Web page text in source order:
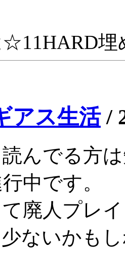
アス生活/
んでる方
中です。
廃人プレ
ないかも